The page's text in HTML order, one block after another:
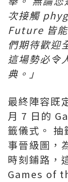
次接觸
Future 皆
們期待歡迎
這場勢必令
典。」
最終陣容既
月 7 日的
籤儀式。 抽
事晉級圖，
時刻鋪路，
Games of